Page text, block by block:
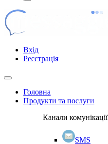
Вхід
Реєстрація
Головна
Продукти та послуги
Канали комунікації
SMS